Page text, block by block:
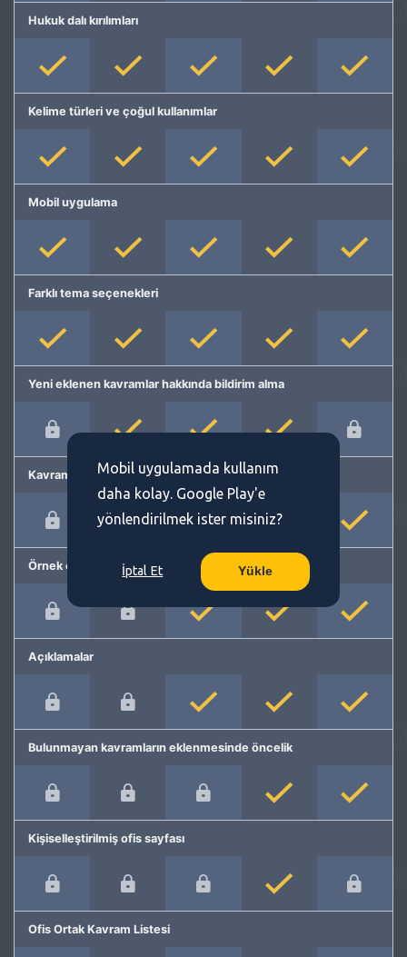
Hukuk dalı kırılımları
Kelime türleri ve çoğul kullanımlar
Mobil uygulama
Farklı tema seçenekleri
Yeni eklenen kavramlar hakkında bildirim alma
Kavram önerme
Örnek cümleler
Açıklamalar
Bulunmayan kavramların eklenmesinde öncelik
Kişiselleştirilmiş ofis sayfası
Ofis Ortak Kavram Listesi
Mobil uygulamada kullanım
daha kolay. Google Play'e
yönlendirilmek ister misiniz?
İptal Et Yükle